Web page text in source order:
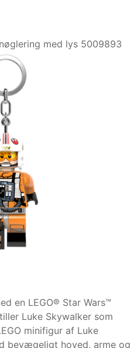
med lys 5009893
en LEGO® Star Wars™
Luke Skywalker som
minifigur af Luke
bevægeligt hoved, arme og